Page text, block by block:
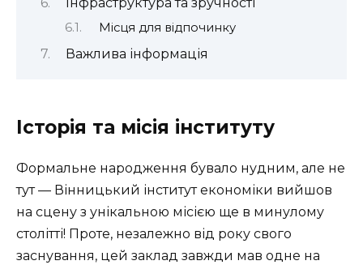
Інфраструктура та зручності
Місця для відпочинку
Важлива інформація
Історія та місія інституту
Формальне народження бувало нудним, але не
тут — Вінницький інститут економіки вийшов
на сцену з унікальною місією ще в минулому
столітті! Проте, незалежно від року свого
заснування, цей заклад завжди мав одне на